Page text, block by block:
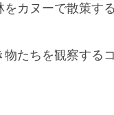
カヌーで散策する
たちを観察する